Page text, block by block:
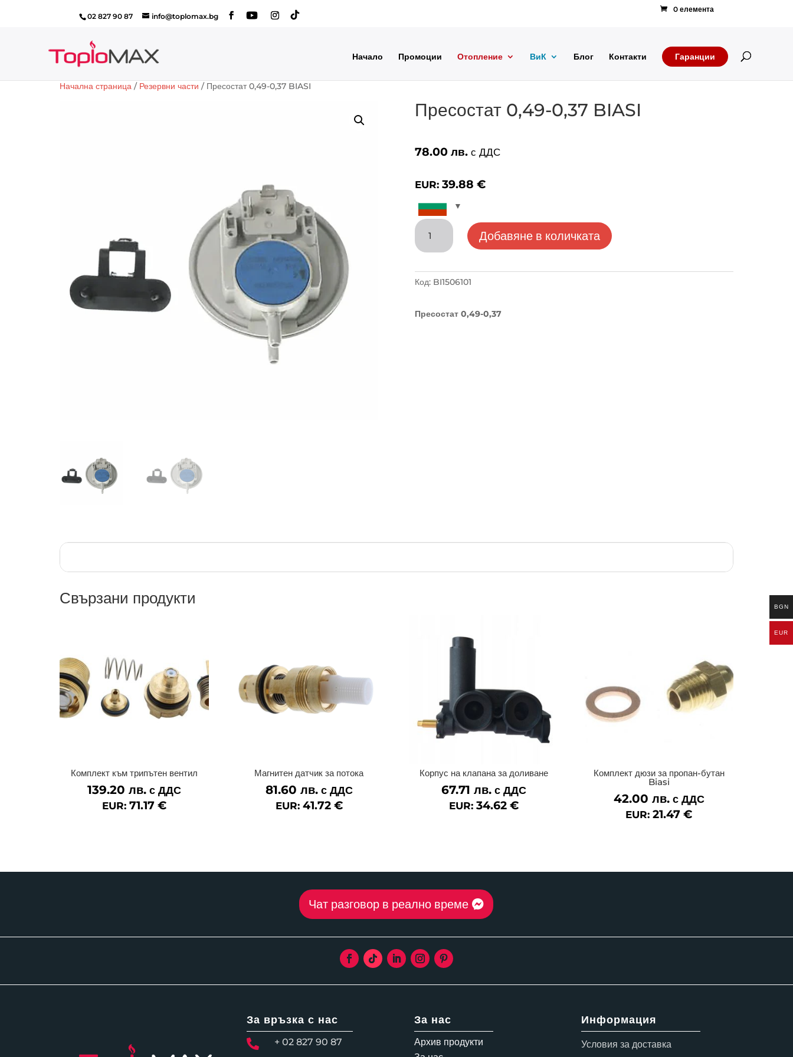
02 827 90 87 info@toplomax.bg
0 елемента
Начало Промоции Отопление ВиК Блог Контакти Гаранции
Начална страница/ Резервни части / Пресостат 0,49-0,37 BIASI
Пресостат 0,49-0,37 BIASI
78.00лв. с ДДС
EUR:39.88€
количество
Пресостат
0,37
Добавяне в количката
Код: BI1506101
Пресостат 0,49-0,37
Свързани продукти
Комплект към трипътен вентил
139.20 лв. с ДДС
EUR: 71.17 €
Магнитен датчик за потока
81.60 лв. с ДДС
EUR: 41.72 €
Корпус на клапана за доливане
67.71лв. с ДДС
EUR:34.62€
Комплект дюзи за пропан-бутан
Biasi
42.00 лв. с ДДС
EUR:21.47€
Чат разговор в реално време
За връзка с нас
 + 02 827 90 87
За нас
Архив продукти
Информация
Условия за доставка
BGN
EUR